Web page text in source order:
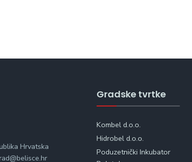
Hrvatska
Gradske tvrtke
Kombel d.o.o.
Hidrobel d.o.o.
Poduzetnički Inkubator